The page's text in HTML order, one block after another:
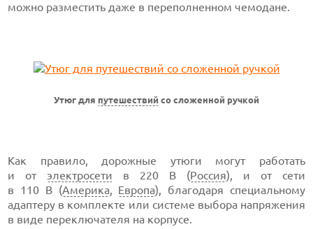
можно разместить даже в переполненном чемодане.
Утюг для путешествий со сложенной ручкой
Как правило, дорожные утюги могут работать
и от электросети в 220 В (Россия), и от сети
в 110 В (Америка, Европа), благодаря специальному
адаптеру в комплекте или системе выбора напряжения
в виде переключателя на корпусе.